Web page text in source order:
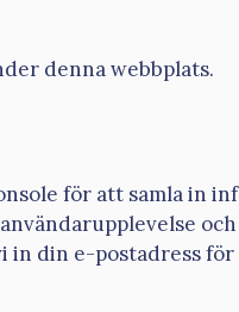
denna webbplats.
för att samla in
in din e-postadress